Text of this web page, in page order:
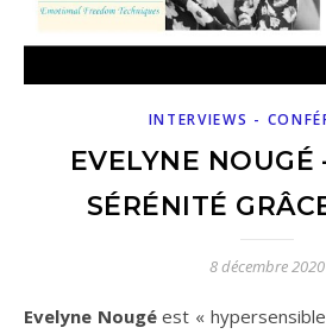
INTERVIEWS -
EVELYNE NOUGÉ
SÉRÉNITÉ
8 décembre 2020
Evelyne Nougéest «